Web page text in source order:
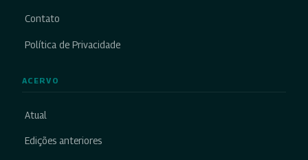
Contato
Política de Privacidade
ACERVO
Atual
Edições anteriores